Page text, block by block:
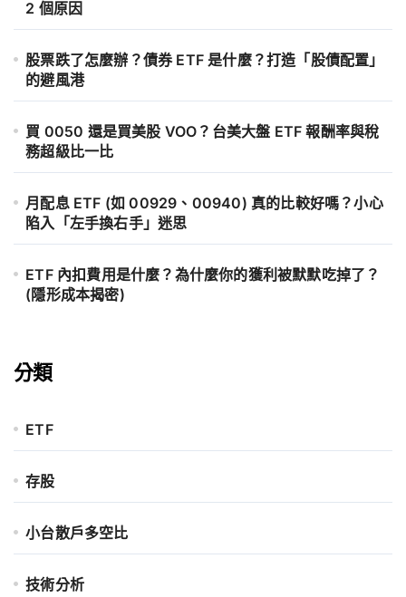
2 個原因
股票跌了怎麼辦？債券 ETF 是什麼？打造「股債配置」
的避風港
買 0050 還是買美股 VOO？台美大盤 ETF 報酬率與稅
務超級比一比
月配息 ETF (如 00929、00940) 真的比較好嗎？小心
陷入「左手換右手」迷思
ETF 內扣費用是什麼？為什麼你的獲利被默默吃掉了？
(隱形成本揭密)
分類
ETF
存股
小台散戶多空比
技術分析